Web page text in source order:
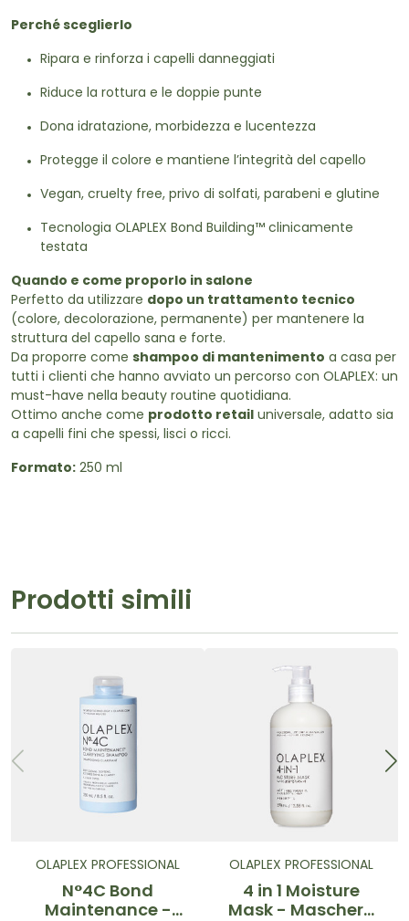
Perché sceglierlo
Ripara e rinforza i capelli danneggiati
Riduce la rottura e le doppie punte
Dona idratazione, morbidezza e lucentezza
Protegge il colore e mantiene l’integrità del capello
Vegan, cruelty free, privo di solfati, parabeni e glutine
Tecnologia OLAPLEX Bond Building™ clinicamente
testata
Quando e come proporlo in salone
Perfetto da utilizzare dopo un trattamento tecnico
(colore, decolorazione, permanente) per mantenere la
struttura del capello sana e forte.
Da proporre come shampoo di mantenimento a casa per
tutti i clienti che hanno avviato un percorso con OLAPLEX: un
must-have nella beauty routine quotidiana.
Ottimo anche come prodotto retail universale, adatto sia
a capelli fini che spessi, lisci o ricci.
Formato: 250 ml
Prodotti simili
OLAPLEX PROFESSIONAL
N°4C Bond
Maintenance -
OLAPLEX PROFESSIONAL
4 in 1 Moisture
Mask - Maschera